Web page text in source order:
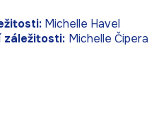
Michelle Havel
záležitosti: Michelle Čipera